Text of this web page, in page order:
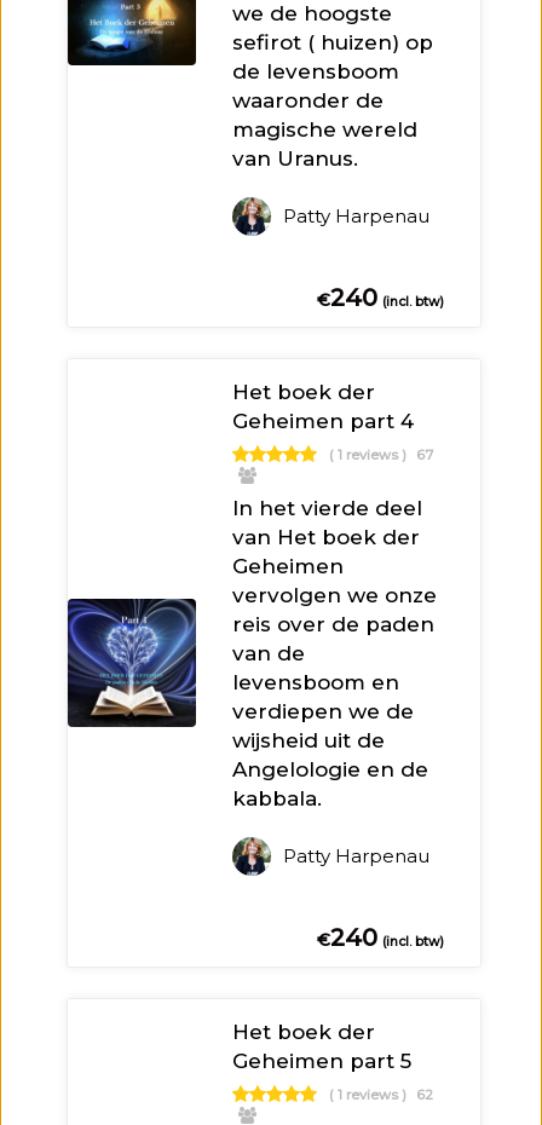
we de hoogste
sefirot ( huizen) op
de levensboom
waaronder de
magische wereld
van Uranus.
Patty Harpenau
€240 (incl. btw)
Het boek der
Geheimen part 4
( 1 reviews ) 67
In het vierde deel
van Het boek der
Geheimen
vervolgen we onze
reis over de paden
van de
levensboom en
verdiepen we de
wijsheid uit de
Angelologie en de
kabbala.
Patty Harpenau
€240 (incl. btw)
Het boek der
Geheimen part 5
( 1 reviews ) 62